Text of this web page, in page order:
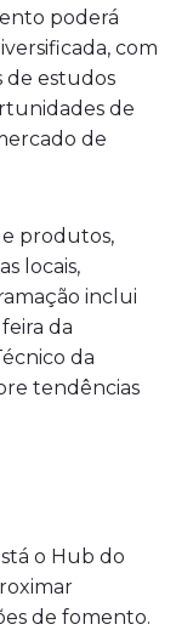
poderá
com
de estudos
de
de
produtos,
locais,
inclui
da
da
tendências
o Hub do
de fomento.